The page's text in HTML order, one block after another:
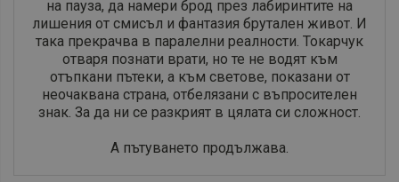
на пауза, да намери брод през лабиринтите на
лишения от смисъл и фантазия брутален живот. И
така прекрачва в паралелни реалности. Токарчук
отваря познати врати, но те не водят към
отъпкани пътеки, а към светове, показани от
неочаквана страна, отбелязани с въпросителен
знак. За да ни се разкрият в цялата си сложност.
А пътуването продължава.